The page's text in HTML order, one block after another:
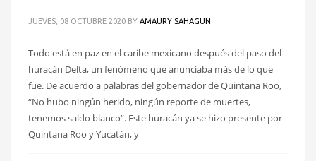
JUEVES, 08 OCTUBRE 2020 BY AMAURY SAHAGUN
Todo está en paz en el caribe mexicano después del paso del
huracán Delta, un fenómeno que anunciaba más de lo que
fue. De acuerdo a palabras del gobernador de Quintana Roo,
“No hubo ningún herido, ningún reporte de muertes,
tenemos saldo blanco”. Este huracán ya se hizo presente por
Quintana Roo y Yucatán, y